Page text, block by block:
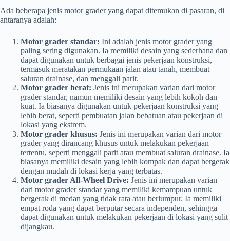
Ada beberapa jenis motor grader yang dapat ditemukan di pasaran, di
antaranya adalah:
Motor grader standar: Ini adalah jenis motor grader yang
paling sering digunakan. Ia memiliki desain yang sederhana dan
dapat digunakan untuk berbagai jenis pekerjaan konstruksi,
termasuk meratakan permukaan jalan atau tanah, membuat
saluran drainase, dan menggali parit.
Motor grader berat: Jenis ini merupakan varian dari motor
grader standar, namun memiliki desain yang lebih kokoh dan
kuat. Ia biasanya digunakan untuk pekerjaan konstruksi yang
lebih berat, seperti pembuatan jalan bebatuan atau pekerjaan di
lokasi yang ekstrem.
Motor grader khusus: Jenis ini merupakan varian dari motor
grader yang dirancang khusus untuk melakukan pekerjaan
tertentu, seperti menggali parit atau membuat saluran drainase. Ia
biasanya memiliki desain yang lebih kompak dan dapat bergerak
dengan mudah di lokasi kerja yang terbatas.
Motor grader All-Wheel Drive: Jenis ini merupakan varian
dari motor grader standar yang memiliki kemampuan untuk
bergerak di medan yang tidak rata atau berlumpur. Ia memiliki
empat roda yang dapat berputar secara independen, sehingga
dapat digunakan untuk melakukan pekerjaan di lokasi yang sulit
dijangkau.